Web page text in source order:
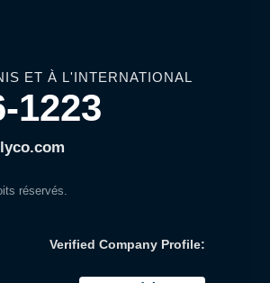
ET À L'INTERNATIONAL
1223
réservés.
Verified Company Profile: